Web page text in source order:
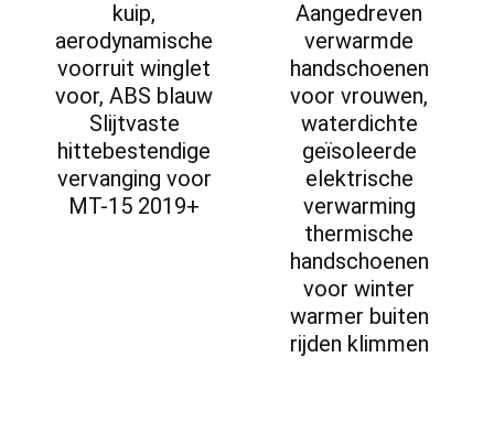
kuip,
aerodynamische
voorruit winglet
voor, ABS blauw
Slijtvaste
hittebestendige
vervanging voor
MT-15 2019+
Aangedreven
verwarmde
handschoenen
voor vrouwen,
waterdichte
geïsoleerde
elektrische
verwarming
thermische
handschoenen
voor winter
warmer buiten
rijden klimmen